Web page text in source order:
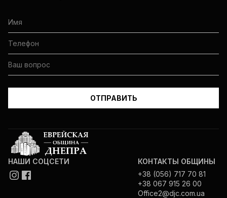
НАШИ СОЦСЕТИ
КОНТАКТЫ ОБЩИНЫ
+38 (056) 717 70 81
+38 067 915 26 00
Office2@djc.com.ua